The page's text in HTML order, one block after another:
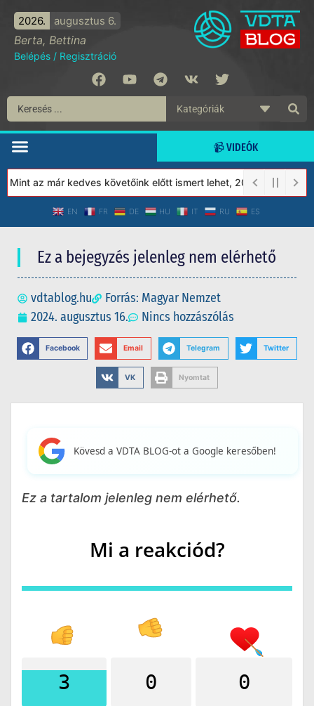
2026. augusztus 6.
Berta, Bettina
Belépés / Regisztráció
📹 VIDEÓK
az már kedves követőink előtt ismert lehet, 2023-tól a Védett
EN FR DE HU IT RU ES
Ez a bejegyzés jelenleg nem elérhető
vdtablog.hu
Forrás: Magyar Nemzet
2024. augusztus 16.
Nincs hozzászólás
Facebook Email Telegram Twitter
VK Nyomtat
Kövesd a VDTA BLOG-ot a Google keresőben!
Ez a tartalom jelenleg nem elérhető.
Mi a reakciód?
3 0 0